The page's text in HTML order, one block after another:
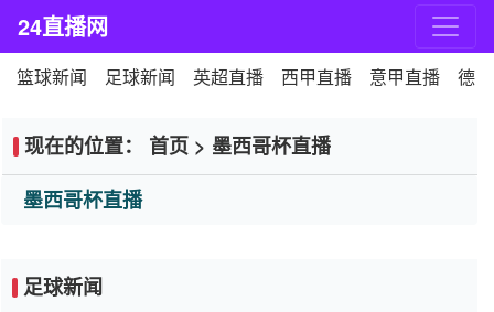
24直播网
篮球新闻 足球新闻 英超直播 西甲直播 意甲直播 德
现在的位置： 首页 > 墨西哥杯直播
墨西哥杯直播
足球新闻